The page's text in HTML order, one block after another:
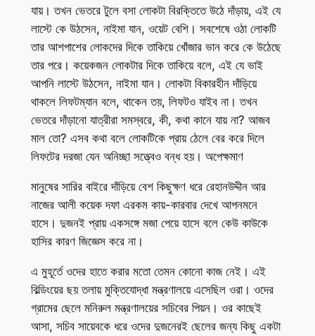
যায়। তখন ভেতরে টুলে বসা লোকটা বিরক্তিতে উঠে দাঁড়ায়, এই যে
লাস্টে কে উঠসেন, নাইমা যান, ওয়েট বেশি। সবশেষে ওঠা লোকটি
তার আশপাশের লোকদের দিকে তাকিয়ে খোঁজার ভান করে কে উঠেছে
তার পরে। কয়েকজন লোকটার দিকে তাকিয়ে বলে, এই যে ভাই
আপনি লাস্টে উঠসেন, নাইমা যান। লোকটা বিকারহীন দাঁড়িয়ে
থাকলে লিফটম্যান বলে, থাকেন তয়, লিফটও যাইব না। তখন
ভেতরে দাঁড়ানো যাত্রীরা সমস্বরে, কী, কথা কানে যায় না? আজব
মাল তো? এসব কথা বলে লোকটিকে প্রায় ঠেলে বের করে দিলে
লিফটের দরজা যেন অনিচ্ছা সত্ত্বেও বন্ধ হয়। অপেক্ষমাণ
মানুষের সারির বাইরে দাঁড়িয়ে বেশ কিছুক্ষণ ধরে রেহানউদ্দীন আর
নাজের আলী কয়েক দফা এরকম কায়-কারবার দেখে আপনমনে
হাসে। দুজনই প্রায় একসঙ্গে মজা পেয়ে হাসে বলে কেউ কাউকে
হাসির কারণ জিজ্ঞেস করে না।
এ মুহূর্তে ওদের হাতে করার মতো তেমন কোনো কাজ নেই। এই
বিল্ডিংয়ের ছয় তলায় মুক্তিযোদ্ধা মন্ত্রণালয়ে এসেছিল ওরা। ওদের
গ্রামের ছেলে মনিরুল মন্ত্রণালয়ের সচিবের পিয়ন। ওর কাছেই
আসা, সচিব সায়েবকে ধরে ওদের দুজনেরই ছেলের জন্য কিছু একটা